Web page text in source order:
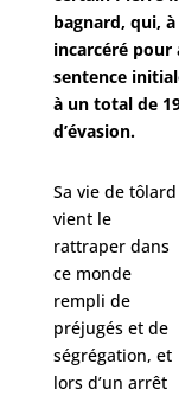
bagnard, qui,
incarcéré pour
sentence
à un total de
d’évasion.
Sa vie de tôlard
vient le
rattraper dans
ce monde
rempli de
préjugés et de
ségrégation, et
lors d’un arrêt